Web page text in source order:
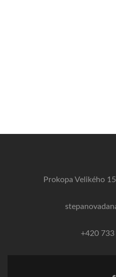
Prokopa Velikého
+420